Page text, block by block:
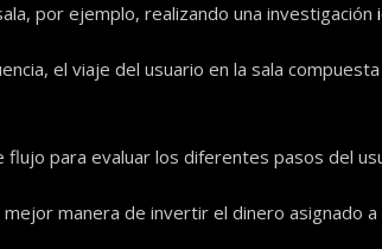
por ejemplo, realizando una investigación
el viaje del usuario en la sala
para evaluar los diferentes pasos del
manera de invertir el dinero asignado